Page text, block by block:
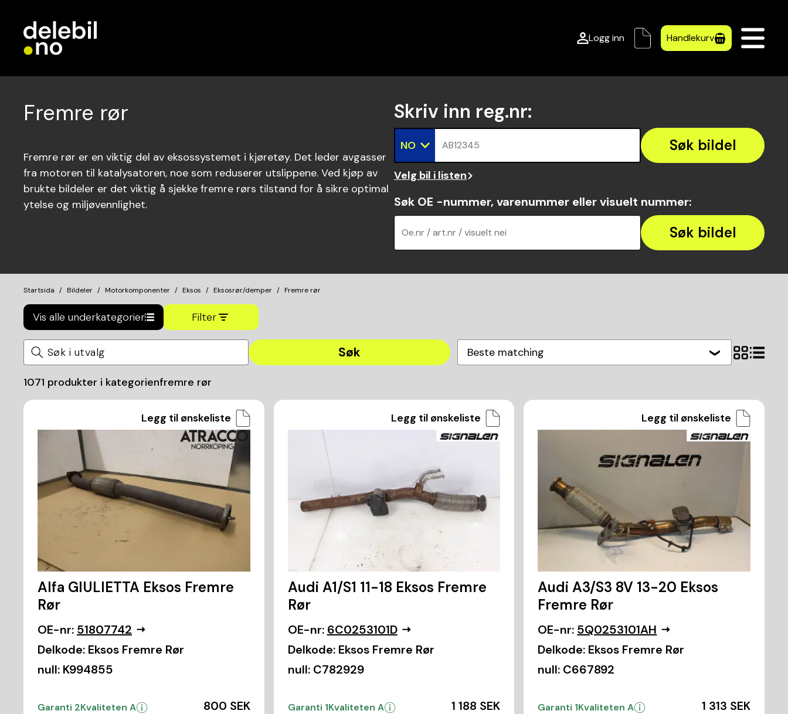
Logg inn Handlekurv
Fremre rør
Fremre rør er en viktig del av eksossystemet i kjøretøy. Det leder avgasser
fra motoren til katalysatoren, noe som reduserer utslippene. Ved kjøp av
brukte bildeler er det viktig å sjekke fremre rørs tilstand for å sikre optimal
ytelse og miljøvennlighet.
Skriv inn reg.nr:
NO AB12345 Søk bildel
Velg bil i listen
Søk OE -nummer, varenummer eller visuelt nummer:
Oe.nr / art.nr / visuelt nei Søk bildel
Startsida Bildeler Motorkomponenter Eksos Eksosrør/demper Fremre rør
Vis alle underkategorier Filter
Søk Beste matching
1071 produkter i kategorienfremre rør
Legg til ønskeliste
Alfa GIULIETTA Eksos Fremre
Rør
OE-nr: 51807742
Delkode: Eksos Fremre Rør
null: K994855
Garanti 2Kvaliteten A 800 SEK
Legg til ønskeliste
Audi A1/S1 11-18 Eksos Fremre
Rør
OE-nr: 6C0253101D
Delkode: Eksos Fremre Rør
null: C782929
Garanti 1Kvaliteten A 1 188 SEK
Legg til ønskeliste
Audi A3/S3 8V 13-20 Eksos
Fremre Rør
OE-nr: 5Q0253101AH
Delkode: Eksos Fremre Rør
null: C667892
Garanti 1Kvaliteten A 1 313 SEK